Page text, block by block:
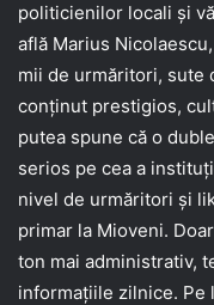
politicienilor locali și
află Marius
mii de urmăritori, sute
conținut prestigios,
putea spune că o
serios pe cea a
nivel de urmăritori și
primar la Mioveni.
ton mai administrativ,
informațiile zilnice. Pe